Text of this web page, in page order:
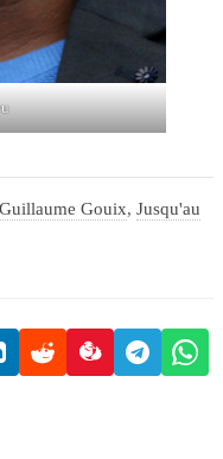
Guillaume Gouix, Jusqu'au